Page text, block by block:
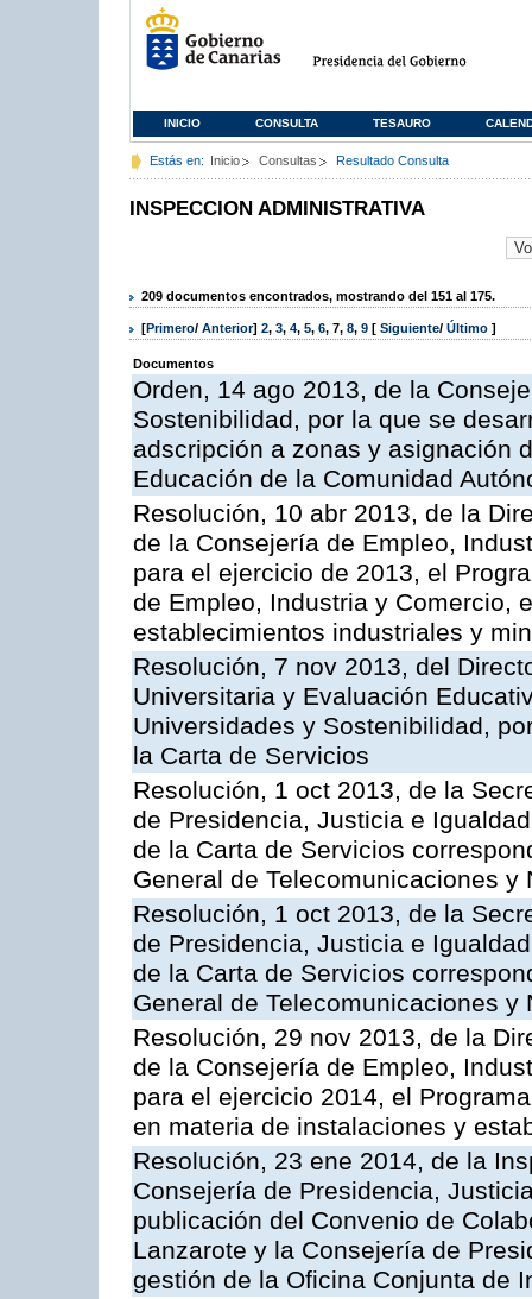
INICIO CONSULTA TESAURO
Estás en: Inicio Consultas Resultado Consulta
INSPECCION ADMINISTRATIVA
209 documentos encontrados, mostrando del 151 al 175.
[Primero/ Anterior] 2, 3, 4, 5, 6, 7, 8, 9 [ Siguiente/ Último ]
Documentos
Orden, 14 ago 2013, de la
Sostenibilidad, por la que se
adscripción a zonas y asignación
Educación de la Comunidad
Resolución, 10 abr 2013, de la
de la Consejería de Empleo,
para el ejercicio de 2013, el
de Empleo, Industria y Comercio,
establecimientos industriales y
Resolución, 7 nov 2013, del
Universitaria y Evaluación
Universidades y Sostenibilidad,
la Carta de Servicios
Resolución, 1 oct 2013, de la
de Presidencia, Justicia e
de la Carta de Servicios
General de Telecomunicaciones y
Resolución, 1 oct 2013, de la
de Presidencia, Justicia e
de la Carta de Servicios
General de Telecomunicaciones y
Resolución, 29 nov 2013, de la
de la Consejería de Empleo,
para el ejercicio 2014, el
en materia de instalaciones y
Resolución, 23 ene 2014, de la
Consejería de Presidencia,
publicación del Convenio de
Lanzarote y la Consejería de
gestión de la Oficina Conjunta de